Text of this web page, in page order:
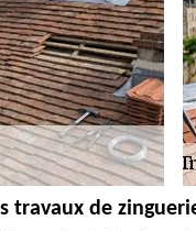
travaux de